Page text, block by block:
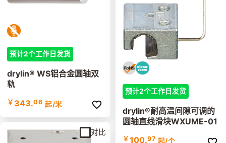
预计2个工作日发货
drylin® WS铝合金圆轴双
轨
￥ 343.06 起/米
对比
预计2个工作日发货
drylin®耐高温间隙可调的
圆轴直线滑块WXUME-01
￥ 100.97 起/个